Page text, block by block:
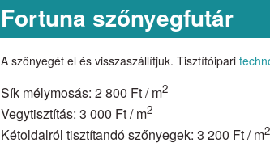
Fortuna szőnyegfutár
A szőnyegét el és visszaszállítjuk. Tisztítóipari
Sík mélymosás: 2 800 Ft / m2
Vegytisztítás: 3 000 Ft / m2
Kétoldalról tisztítandó szőnyegek: 3 200 Ft / m2